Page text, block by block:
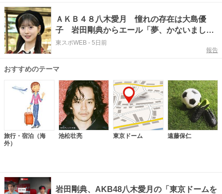
ＡＫＢ４８八木愛月 憧れの存在は大島優
子 岩田剛典からエール「夢、かないました
ね」
東スポWEB - 5日前
報告
おすすめのテーマ
旅行・宿泊（海
外）
池松壮亮 東京ドーム 遠藤保仁
岩田剛典、AKB48八木愛月の「東京ドームを